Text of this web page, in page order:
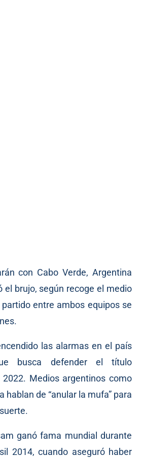
con Cabo Verde, Argentina
el brujo, según recoge el medio
entre ambos equipos se
las alarmas en el país
busca defender el título
Medios argentinos como
hablan de “anular la mufa” para
ganó fama mundial durante
2014, cuando aseguró haber